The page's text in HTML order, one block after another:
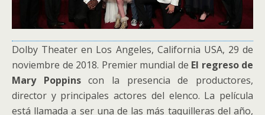
Dolby Theater en Los Angeles, California USA, 29 de
noviembre de 2018. Premier mundial de El regreso de
Mary Poppinscon la presencia de productores,
director y principales actores del elenco. La película
está llamada a ser una de las más taquilleras del año,